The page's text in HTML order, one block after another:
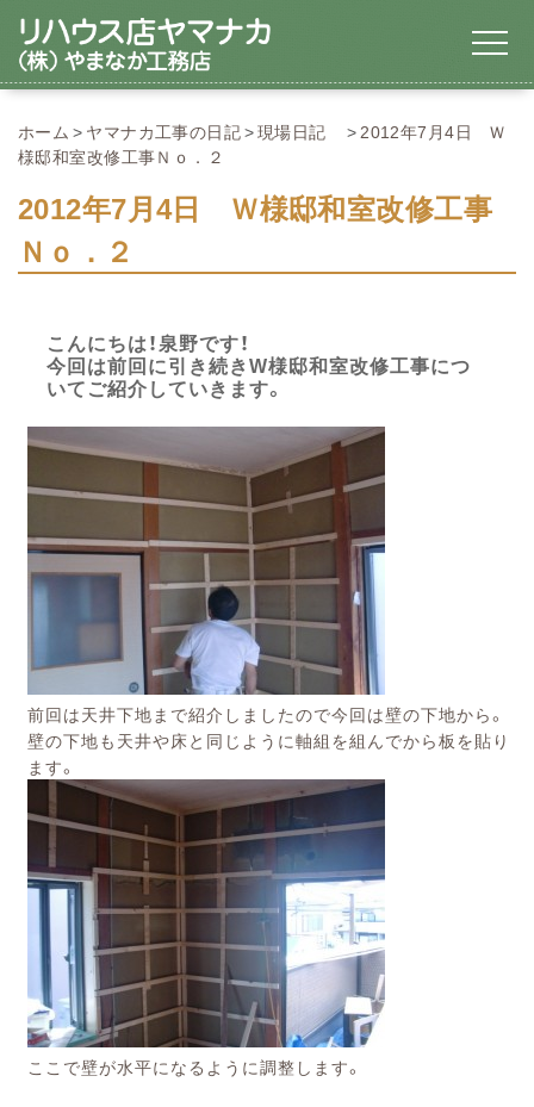
ホーム ヤマナカ工事の日記 現場日記
2012年7月4日 Ｗ
様邸和室改修工事Ｎｏ．２
2012年7月4日 Ｗ様邸和室改修工事
Ｎｏ．２
こんにちは！泉野です！
今回は前回に引き続きW様邸和室改修工事につ
いてご紹介していきます。
前回は天井下地まで紹介しましたので今回は壁の下地から。
壁の下地も天井や床と同じように軸組を組んでから板を貼り
ます。
ここで壁が水平になるように調整します。